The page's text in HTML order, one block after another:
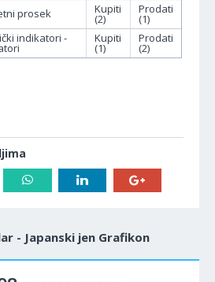
prosek Kupiti
(2)
Prodati
(1)
indikatori -
Kupiti
(1)
Prodati
(2)
- Japanski jen Grafikon